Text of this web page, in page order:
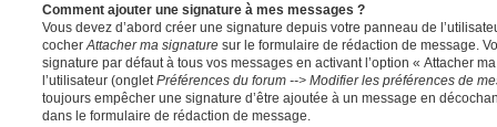
Comment ajouter une signature à mes messages ?
Vous devez d’abord créer une signature depuis votre panneau de
cocher Attacher ma signature sur le formulaire de rédaction de message.
signature par défaut à tous vos messages en activant l’option « Attacher
l’utilisateur (onglet Préférences du forum --> Modifier les préférences de
toujours empêcher une signature d’être ajoutée à un message en
dans le formulaire de rédaction de message.